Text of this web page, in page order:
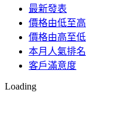
最新發表
價格由低至高
價格由高至低
本月人氣排名
客戶滿意度
Loading